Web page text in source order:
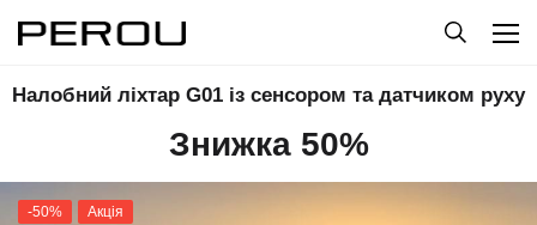
Налобний ліхтар G01 із сенсором та датчиком руху
Знижка 50%
-50% Акція